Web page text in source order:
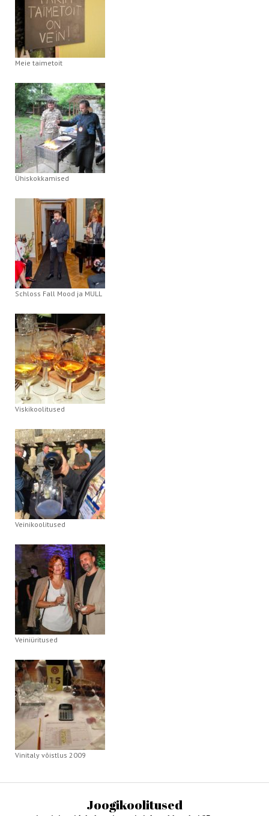
Meie taimetoit
Ühiskokkamised
Schloss Fall Mood ja MULL
Viskikoolitused
Veinikoolitused
Veiniüritused
Vinitaly võistlus 2009
Joogikoolitused